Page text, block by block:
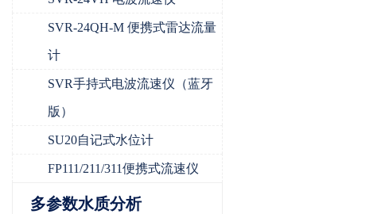
SVR-24QH-M 便携式雷达流量
计
SVR手持式电波流速仪（蓝牙
版）
SU20自记式水位计
FP111/211/311便携式流速仪
多参数水质分析